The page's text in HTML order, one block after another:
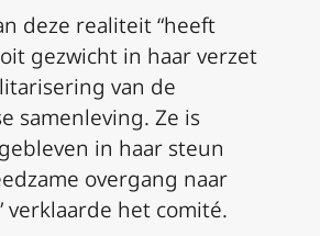
deze realiteit “heeft
gezwicht in haar verzet
van de
samenleving. Ze is
in haar steun
overgang naar
verklaarde het comité.